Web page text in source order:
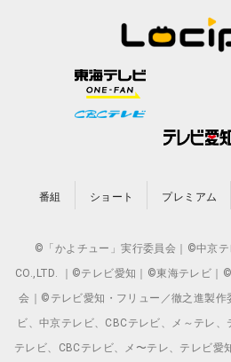
番組 ショート プレミアム
©「かよチュー」実行委員会｜©中京テ
CO.,LTD. ｜©テレビ愛知｜©東海テレビ｜
会｜©テレビ愛知・フリュー／徹之進製
ビ、中京テレビ、CBCテレビ、メ～テレ
テレビ、CBCテレビ、メ〜テレ、テレビ